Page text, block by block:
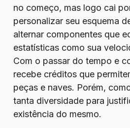
no começo, mas logo cai
personalizar seu esquema
alternar componentes que
estatísticas como sua
Com o passar do tempo e
recebe créditos que
peças e naves. Porém,
tanta diversidade para
existência do mesmo.